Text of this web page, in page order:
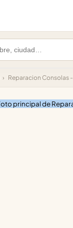
› Reparacion Consolas